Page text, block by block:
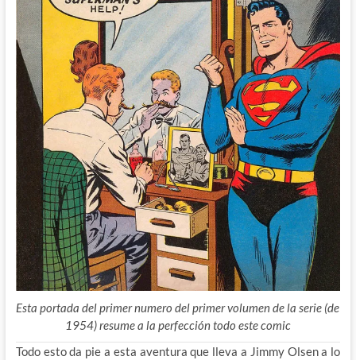
Esta portada del primer numero del primer volumen de la serie (de
1954) resume a la perfección todo este comic
Todo esto da pie a esta aventura que lleva a Jimmy Olsen a lo